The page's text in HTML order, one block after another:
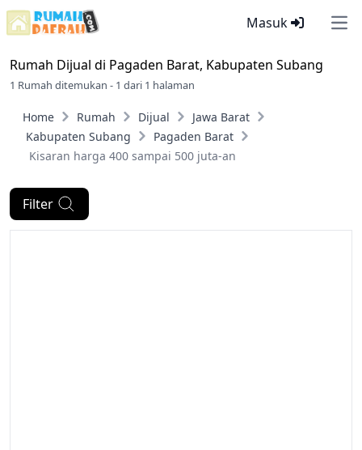
Masuk
Rumah Dijual di Pagaden Barat, Kabupaten Subang
1 Rumah ditemukan - 1 dari 1 halaman
Home Rumah Dijual
Jawa Barat
Kabupaten Subang
Pagaden Barat
Kisaran harga 400 sampai 500 juta-an
Filter